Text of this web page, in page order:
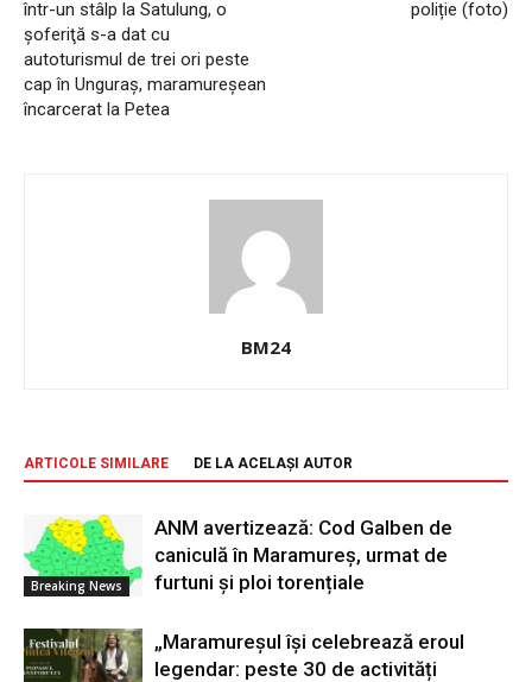
într-un stâlp la Satulung, o
şoferiţă s-a dat cu
autoturismul de trei ori peste
cap în Unguraș, maramureşean
încarcerat la Petea
poliție (foto)
BM24
ARTICOLE SIMILARE DE LA ACELAȘI AUTOR
Breaking News
ANM avertizează: Cod Galben de
caniculă în Maramureș, urmat de
furtuni și ploi torențiale
„Maramureșul își celebrează eroul
legendar: peste 30 de activități